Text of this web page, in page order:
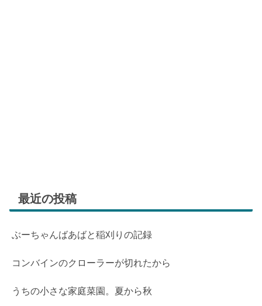
最近の投稿
ぶーちゃんばあばと稲刈りの記録
コンバインのクローラーが切れたから
うちの小さな家庭菜園。夏から秋